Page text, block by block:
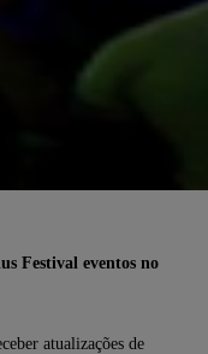
Festival eventos no
atualizações de